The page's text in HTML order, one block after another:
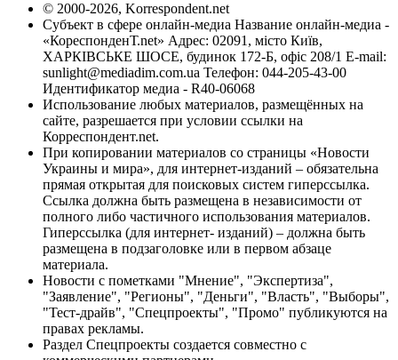
© 2000-2026, Korrespondent.net
Субъект в сфере онлайн-медиа Название онлайн-медиа -
«КореспонденТ.net» Адрес: 02091, місто Київ,
ХАРКІВСЬКЕ ШОСЕ, будинок 172-Б, офіс 208/1 E-mail:
sunlight@mediadim.com.ua Телефон: 044-205-43-00
Идентификатор медиа - R40-06068
Использование любых материалов, размещённых на
сайте, разрешается при условии ссылки на
Корреспондент.net.
При копировании материалов со страницы «Новости
Украины и мира», для интернет-изданий – обязательна
прямая открытая для поисковых систем гиперссылка.
Ссылка должна быть размещена в независимости от
полного либо частичного использования материалов.
Гиперссылка (для интернет- изданий) – должна быть
размещена в подзаголовке или в первом абзаце
материала.
Новости с пометками "Мнение", "Экспертиза",
"Заявление", "Регионы", "Деньги", "Власть", "Выборы",
"Тест-драйв", "Спецпроекты", "Промо" публикуются на
правах рекламы.
Раздел Спецпроекты создается совместно с